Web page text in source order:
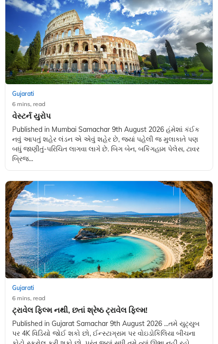
Gujarati
6 mins, read
વેસ્ટર્ન યુરોપ
Published in Mumbai Samachar 9th August 2026 હંમેશાં કંઈક
નવું આપતું શહેર લંડન એ એવું શહેર છે, જ્યાં પહેલી જ મુલાકાતે પણ
બધું જાણીતું-પરિચિત લાગવા લાગે છે. બિગ બેન, બકિંગહામ પેલેસ, ટાવર
બ્રિજ...
Gujarati
6 mins, read
ટ્રાવેલ ફિલ્મ નથી, છતાં શ્રેષ્ઠ ટ્રાવેલ ફિલ્મ!
Published in Gujarat Samachar 9th August 2026 ...તમે યુટ્યુબ
પર 4K વિડિયો જોઈ શકો છો, ઈન્સ્ટાગ્રામ પર વોઇડોકિલિયા બીચના